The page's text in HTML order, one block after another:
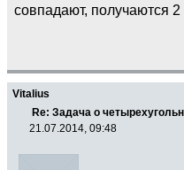
совпадают, получаются
Vitalius
Re: Задача о
21.07.2014, 09:48